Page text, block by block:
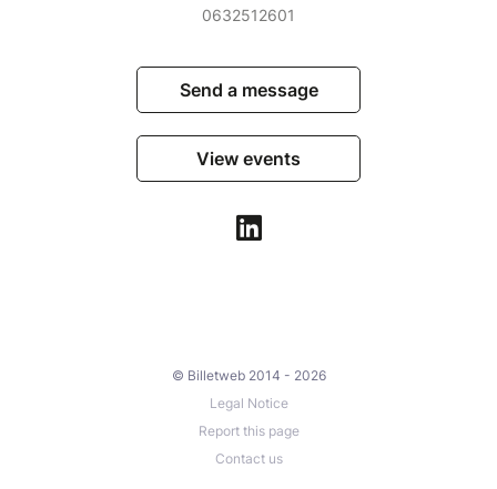
0632512601
Send a message
View events
© Billetweb 2014 - 2026
Legal Notice
Report this page
Contact us